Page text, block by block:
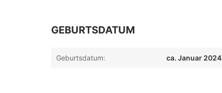
GEBURTSDATUM
Geburtsdatum: ca. Januar 2024